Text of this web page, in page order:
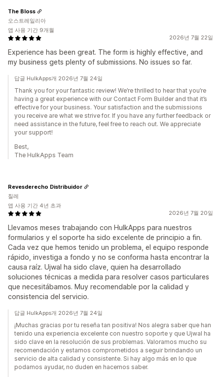
2026년 7월 22일
Experience has been great. The form is highly effective, and
my business gets plenty of submissions. No issues so far.
The Bloss
오스트레일리아
앱 사용 기간 9개월
답글 HulkApps개 2026년 7월 24일
Thank you for your fantastic review! We’re thrilled to hear that you’re
having a great experience with our Contact Form Builder and that it’s
effective for your business. Your satisfaction and the submissions
you receive are what we strive for. If you have any further feedback or
need assistance in the future, feel free to reach out. We appreciate
your support!
Best,
The HulkApps Team
2026년 7월 20일
Llevamos meses trabajando con HulkApps para nuestros
formularios y el soporte ha sido excelente de principio a fin.
Cada vez que hemos tenido un problema, el equipo responde
rápido, investiga a fondo y no se conforma hasta encontrar la
causa raíz. Ujwal ha sido clave, quien ha desarrollado
soluciones técnicas a medida para resolver casos particulares
que necesitábamos. Muy recomendable por la calidad y
consistencia del servicio.
Revesderecho Distribuidor
칠레
앱 사용 기간 4년 초과
답글 HulkApps개 2026년 7월 24일
¡Muchas gracias por tu reseña tan positiva! Nos alegra saber que han
tenido una experiencia excelente con nuestro soporte y que Ujwal ha
sido clave en la resolución de sus problemas. Valoramos mucho su
recomendación y estamos comprometidos a seguir brindando un
servicio de alta calidad y consistente. Si hay algo más en lo que
podamos ayudar, no duden en hacernos saber.